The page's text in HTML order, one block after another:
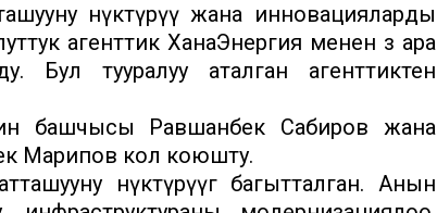
өнүктүрүү жана инновацияларды
агенттик ХанаЭнергия менен өз ара
Бул тууралуу аталган агенттиктен
башчысы Равшанбек Сабиров жана
Марипов кол коюшту.
өнүктүрүүгө багытталган. Анын